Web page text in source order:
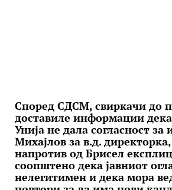
Според СДСМ, свиркачи до
доставиле информации
Унија не дала согласност за
Михајлов за в.д.
напротив од Брисел
соопштено дека јавниот
нелегитимен и дека мора